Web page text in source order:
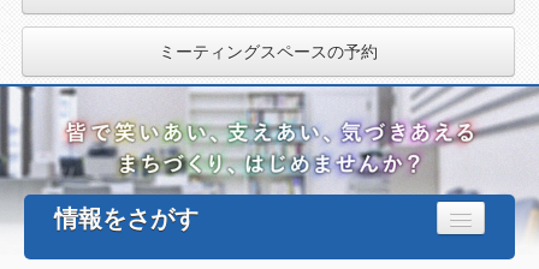
ミーティングスペースの予約
情報をさがす